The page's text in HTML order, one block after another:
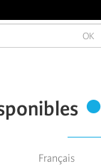
OK
Français